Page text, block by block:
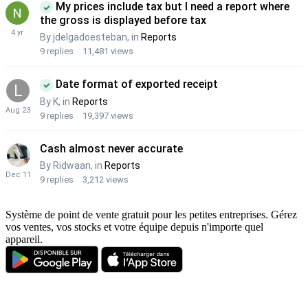
Système de point de vente gratuit pour les petites entreprises. Gérez
vos ventes, vos stocks et votre équipe depuis n'importe quel
appareil.